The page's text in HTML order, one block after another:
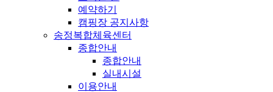
예약하기
캠핑장 공지사항
송정복합체육센터
종합안내
종합안내
실내시설
이용안내